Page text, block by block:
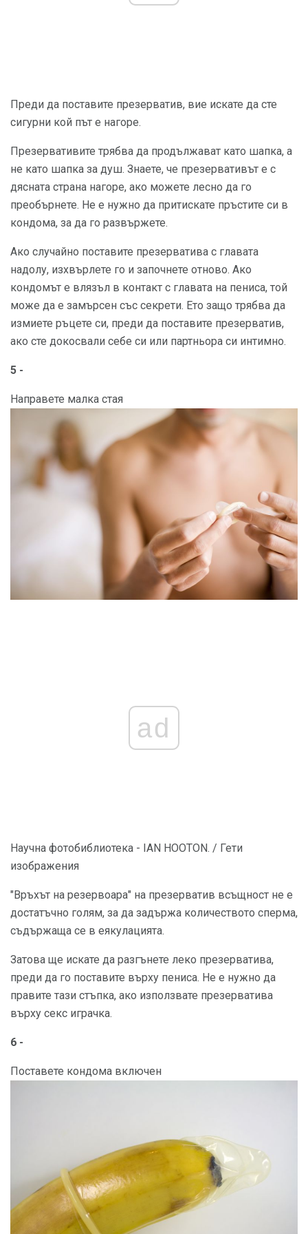
Преди да поставите презерватив, вие искате да сте
сигурни кой път е нагоре.
Презервативите трябва да продължават като шапка, а
не като шапка за душ. Знаете, че презервативът е с
дясната страна нагоре, ако можете лесно да го
преобърнете. Не е нужно да притискате пръстите си в
кондома, за да го развържете.
Ако случайно поставите презерватива с главата
надолу, изхвърлете го и започнете отново. Ако
кондомът е влязъл в контакт с главата на пениса, той
може да е замърсен със секрети. Ето защо трябва да
измиете ръцете си, преди да поставите презерватив,
ако сте докосвали себе си или партньора си интимно.
5 -
Направете малка стая
ad
Научна фотобиблиотека - IAN HOOTON. / Гети
изображения
"Връхът на резервоара" на презерватив всъщност не е
достатъчно голям, за да задържа количеството сперма,
съдържаща се в еякулацията.
Затова ще искате да разгънете леко презерватива,
преди да го поставите върху пениса. Не е нужно да
правите тази стъпка, ако използвате презерватива
върху секс играчка.
6 -
Поставете кондома включен